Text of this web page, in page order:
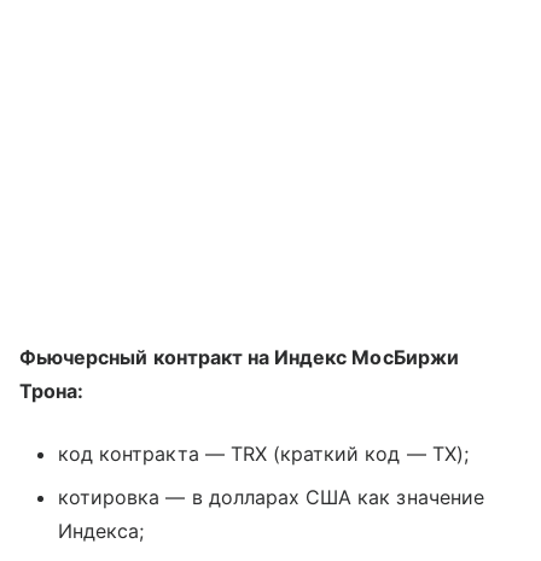
Фьючерсный контракт на Индекс МосБиржи
Трона:
код контракта — TRX (краткий код — TX);
котировка — в долларах США как значение
Индекса;